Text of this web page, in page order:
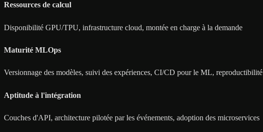
Ressources de calcul
Disponibilité GPU/TPU, infrastructure cloud, montée en charge à la demande
Maturité MLOps
Versionnage des modèles, suivi des expériences, CI/CD pour le ML, reproductibilité
Aptitude à l'intégration
Couches d'API, architecture pilotée par les événements, adoption des microservices